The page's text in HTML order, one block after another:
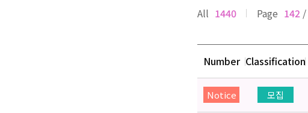
All 1440 Page 142 /
Number Classification
Notice 모집